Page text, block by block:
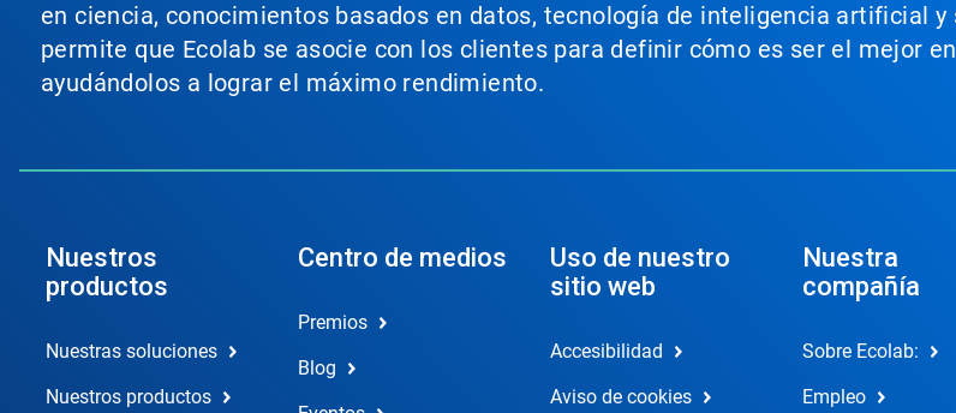
en ciencia, conocimientos basados en datos, tecnología de inteligencia artificial
permite que Ecolab se asocie con los clientes para definir cómo es ser el mejor
ayudándolos a lograr el máximo rendimiento.
Nuestros
productos
Nuestras soluciones
Nuestros productos
Centro de medios
Premios
Blog
Uso de nuestro
sitio web
Accesibilidad
Aviso de cookies
Nuestra
compañía
Sobre Ecolab:
Empleo